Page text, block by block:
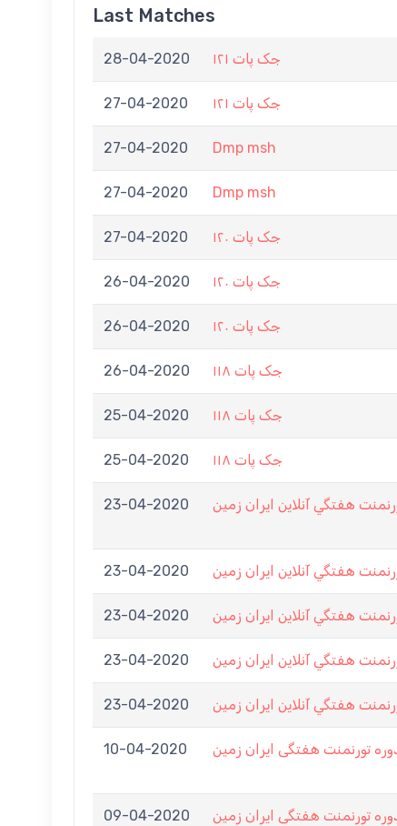
Last Matches
28-04-2020 جک پات ۱۲۱
27-04-2020 جک پات ۱۲۱
27-04-2020 Dmp msh
27-04-2020 Dmp msh
27-04-2020 جک پات ۱۲۰
26-04-2020 جک پات ۱۲۰
26-04-2020 جک پات ۱۲۰
26-04-2020 جک پات ۱۱۸
25-04-2020 جک پات ۱۱۸
25-04-2020 جک پات ۱۱۸
23-04-2020 هفتگي آنلاين ايران زمين
23-04-2020 هفتگي آنلاين ايران زمين
23-04-2020 هفتگي آنلاين ايران زمين
23-04-2020 هفتگي آنلاين ايران زمين
23-04-2020 هفتگي آنلاين ايران زمين
10-04-2020 تورنمنت هفتگی ایران زمین
09-04-2020 تورنمنت هفتگی ایران زمین